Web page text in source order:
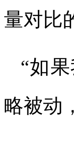
量对比
“如
略被动